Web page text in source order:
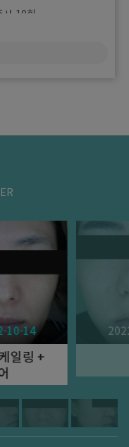
사 10회
450,000원
고주파 3000샷) 1회
550,000
고주파 5000샷) 1회
190,000원
100,000
50,000원
10-14
일링 +